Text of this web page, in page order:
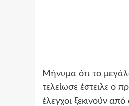
Μήνυμα ότι το
τελείωσε έστειλε ο
έλεγχοι ξεκινούν